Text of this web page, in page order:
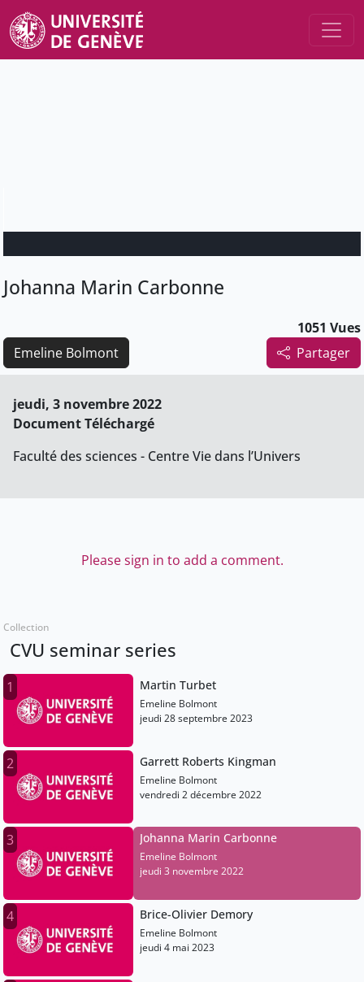
Johanna Marin Carbonne
1051 Vues
Partager
Emeline Bolmont
jeudi, 3 novembre 2022
Document Téléchargé
Faculté des sciences - Centre Vie dans l’Univers
Please sign in to add a comment.
Collection
CVU seminar series
1 Martin Turbet
Emeline Bolmont
jeudi 28 septembre 2023
2 Garrett Roberts Kingman
Emeline Bolmont
vendredi 2 décembre 2022
3 Johanna Marin Carbonne
Emeline Bolmont
jeudi 3 novembre 2022
4 Brice-Olivier Demory
Emeline Bolmont
jeudi 4 mai 2023